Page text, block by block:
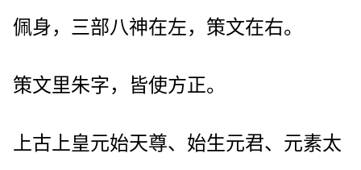
佩身，三部八神在左，策文在右。
策文里朱字，皆使方正。
上古上皇元始天尊、始生元君、元素太